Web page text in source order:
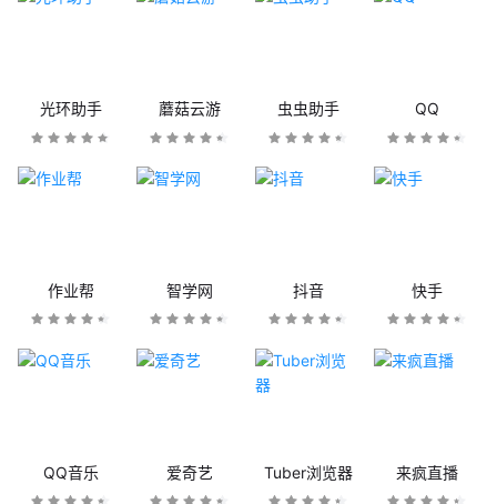
光环助手 蘑菇云游 虫虫助手 QQ
作业帮 智学网 抖音 快手
QQ音乐 爱奇艺 Tuber浏览器 来疯直播